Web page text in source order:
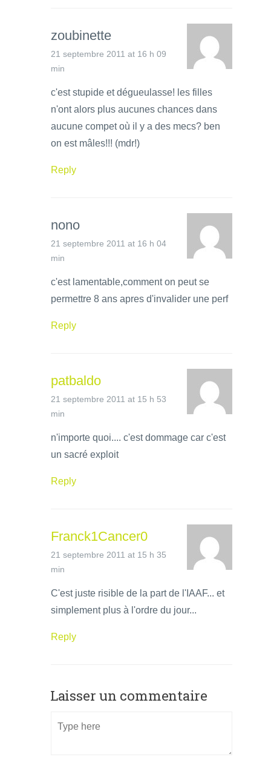
zoubinette
21 septembre 2011 at 16 h 09
min
c'est stupide et dégueulasse! les filles
n'ont alors plus aucunes chances dans
aucune compet où il y a des mecs? ben
on est mâles!!! (mdr!)
Reply
nono
21 septembre 2011 at 16 h 04
min
c'est lamentable,comment on peut se
permettre 8 ans apres d'invalider une perf
Reply
patbaldo
21 septembre 2011 at 15 h 53
min
n'importe quoi.... c'est dommage car c'est
un sacré exploit
Reply
Franck1Cancer0
21 septembre 2011 at 15 h 35
min
C'est juste risible de la part de l'IAAF... et
simplement plus à l'ordre du jour...
Reply
Laisser un commentaire